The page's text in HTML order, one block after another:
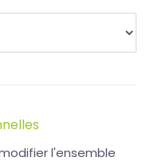
l'ensemble